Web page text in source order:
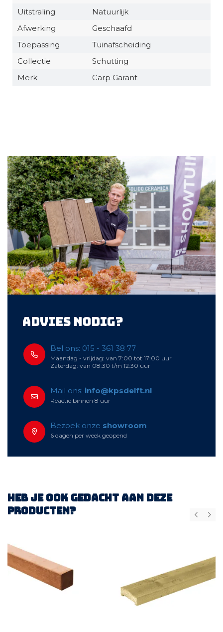
Uitstraling
Natuurlijk
Afwerking
Geschaafd
Toepassing
Tuinafscheiding
Collectie
Schutting
Merk
Carp Garant
Advies nodig?
Bel ons: 015 - 361 38 77
Maandag - vrijdag: van 7:00 tot 17:00 uur
Zaterdag: van 08:30 t/m 12:30 uur
Mail ons: info@kpsdelft.nl
Reactie binnen 8 uur
Bezoek onze showroom
6 dagen per week geopend
Heb je ook gedacht aan deze
producten?